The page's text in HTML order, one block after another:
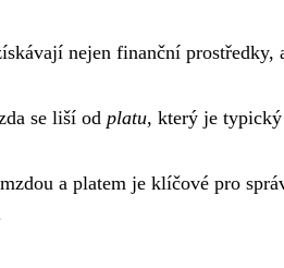
nejen finanční
se liší od platu, který je typický
a platem je klíčové pro